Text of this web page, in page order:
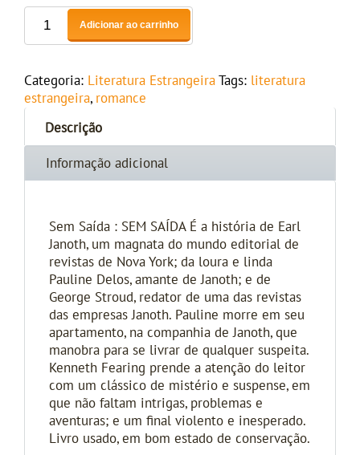
Adicionar ao carrinho
Categoria: Literatura Estrangeira Tags: literatura
estrangeira, romance
Descrição
Informação adicional
Sem Saída : SEM SAÍDA É a história de Earl
Janoth, um magnata do mundo editorial de
revistas de Nova York; da loura e linda
Pauline Delos, amante de Janoth; e de
George Stroud, redator de uma das revistas
das empresas Janoth. Pauline morre em seu
apartamento, na companhia de Janoth, que
manobra para se livrar de qualquer suspeita.
Kenneth Fearing prende a atenção do leitor
com um clássico de mistério e suspense, em
que não faltam intrigas, problemas e
aventuras; e um final violento e inesperado.
Livro usado, em bom estado de conservação.